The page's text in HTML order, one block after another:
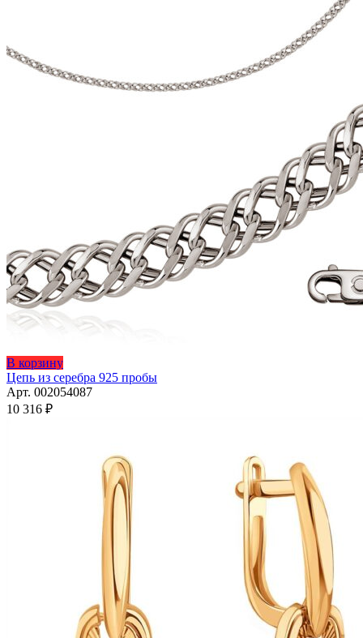
В корзинуЭтот
товар
имеет
выбрать
странице
Цепь из серебра 925 пробы
Арт. 002054087
10 316 ₽